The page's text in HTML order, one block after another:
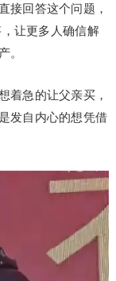
接回答这个问题，
让更多人确信解
。
着急的让父亲买，
发自内心的想凭借